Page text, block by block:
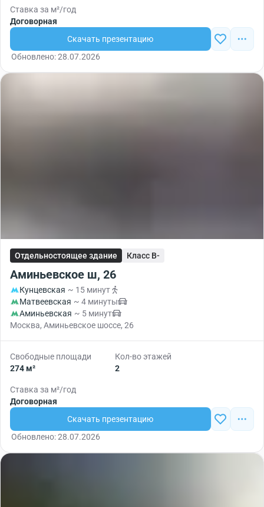
Ставка за м²/год
Договорная
Скачать презентацию
Обновлено: 28.07.2026
Отдельностоящее здание Класс B-
Аминьевское ш, 26
Кунцевская ~ 15 минут
Матвеевская ~ 4 минуты
Аминьевская ~ 5 минут
Москва, Аминьевское шоссе, 26
Свободные площади
274 м²
Кол-во этажей
2
Ставка за м²/год
Договорная
Скачать презентацию
Обновлено: 28.07.2026